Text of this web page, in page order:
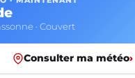
· Couvert
Consulter ma météo›